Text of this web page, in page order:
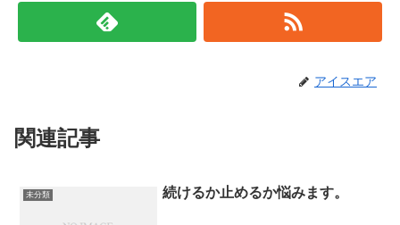
アイスエア
関連記事
未分類 続けるか止めるか悩みます。